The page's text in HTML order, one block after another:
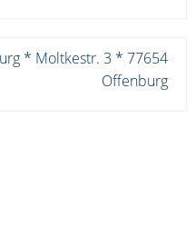
* Moltkestr. 3 * 77654
Offenburg